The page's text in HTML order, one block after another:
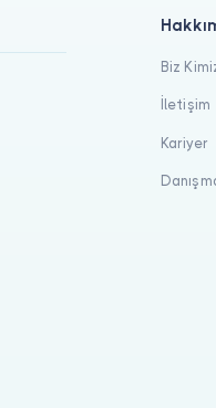
Biz
İletişim
Kariyer